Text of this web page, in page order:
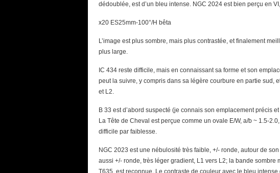
dédoublée, est d’un bleu intense. NGC 2024 est bien perçu en
x20 ES25mm-100°/H bêta
L’image est plus sombre, mais plus contrastée, et finalement
plus large.
IC 434 reste difficile, mais en connaissant sa forme et son
peut la suivre, y compris dans sa légère courbure en partie sud,
et L2.
B 33 est d’abord suspecté (je connais son emplacement précis
La Tête de Cheval est perçue comme un ovale E/W, a/b ~ 1.5-
difficile par faiblesse.
NGC 2023 est une nébulosité très faible, +/- ronde, autour de
aussi +/- ronde, très léger gradient, L1 vers L2; la bande
T635, est reconnue. Le contraste de couleur avec le bleu intense